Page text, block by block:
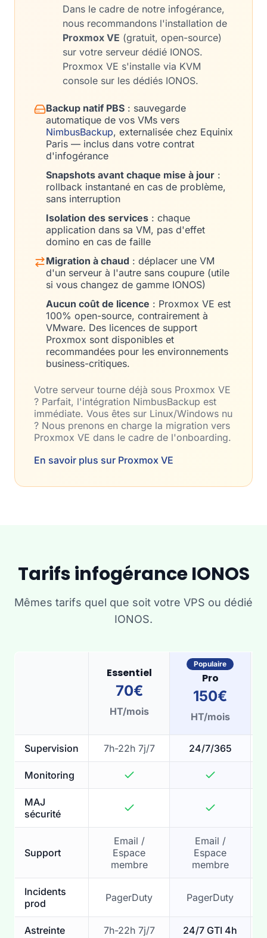
Dans le cadre de notre infogérance,
nous recommandons l'installation de
Proxmox VE (gratuit, open-source)
sur votre serveur dédié IONOS.
Proxmox VE s'installe via KVM
console sur les dédiés IONOS.
Backup natif PBS : sauvegarde
automatique de vos VMs vers
NimbusBackup, externalisée chez Equinix
Paris — inclus dans votre contrat
d'infogérance
Snapshots avant chaque mise à jour :
rollback instantané en cas de problème,
sans interruption
Isolation des services : chaque
application dans sa VM, pas d'effet
domino en cas de faille
Migration à chaud : déplacer une VM
d'un serveur à l'autre sans coupure (utile
si vous changez de gamme IONOS)
Aucun coût de licence : Proxmox VE est
100% open-source, contrairement à
VMware. Des licences de support
Proxmox sont disponibles et
recommandées pour les environnements
business-critiques.
Votre serveur tourne déjà sous Proxmox VE
? Parfait, l'intégration NimbusBackup est
immédiate. Vous êtes sur Linux/Windows nu
? Nous prenons en charge la migration vers
Proxmox VE dans le cadre de l'onboarding.
En savoir plus sur Proxmox VE
Tarifs infogérance IONOS
Mêmes tarifs quel que soit votre VPS ou dédié
IONOS.
Essentiel
70€
HT/mois
Populaire
Pro
150€
HT/mois
Supervision 7h-22h 7j/7 24/7/365
Monitoring
MAJ
sécurité
Support
Email /
Espace
membre
Email /
Espace
membre
Incidents
prod
PagerDuty PagerDuty
Astreinte 7h-22h 7j/7 24/7 GTI 4h